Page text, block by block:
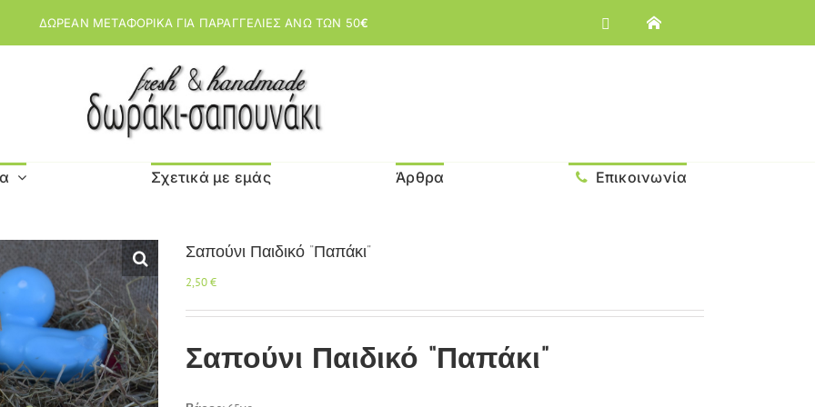
ΔΩΡΕΑΝ ΜΕΤΑΦΟΡΙΚΑ ΓΙΑ ΠΑΡΑΓΓΕΛΙΕΣ ΑΝΩ ΤΩΝ 50€
Σχετικά με εμάς Άρθρα Επικοινωνία
Σαπούνι Παιδικό “Παπάκι”
2,50€
Σαπούνι Παιδικό “Παπάκι”